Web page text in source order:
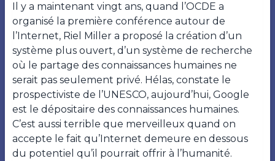
Il y a maintenant vingt ans, quand l’OCDE a
organisé la première conférence autour de
l’Internet, Riel Miller a proposé la création d’un
système plus ouvert, d’un système de recherche
où le partage des connaissances humaines ne
serait pas seulement privé. Hélas, constate le
prospectiviste de l’UNESCO, aujourd’hui, Google
est le dépositaire des connaissances humaines.
C’est aussi terrible que merveilleux quand on
accepte le fait qu’Internet demeure en dessous
du potentiel qu’il pourrait offrir à l’humanité.